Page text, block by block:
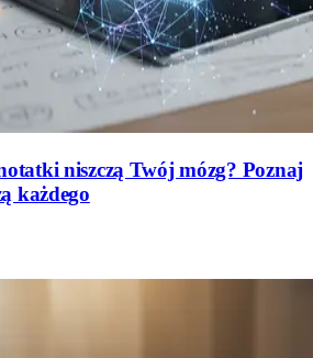
niszczą Twój mózg? Poznaj
każdego